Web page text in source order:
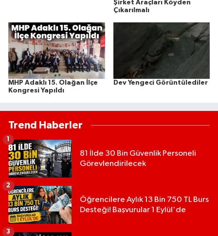
Şirket Araçları Köyden
Çıkarılmalı
MHP Adaklı 15. Olağan İlçe
Kongresi Yapıldı
Dev Yengeci Görüntülediler
Trend Haberler
81 İlde 30 Bin Güvenlik Personeli
Görevlendirilecek
Öğrencilere Aylık 13 Bin 750 TL Burs
Desteği! Başvurular 1 Eylül'de
2
3